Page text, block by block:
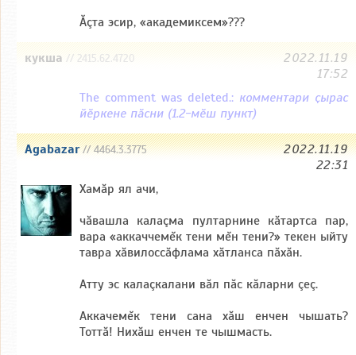
Ăçта эсир, «академиксем»???
кукша // 2415.62.4720
2022.11.19
17:52
The comment was deleted.: комментари ҫырас
йӗркене пӑсни (1.2-мӗш пункт)
Agabazar// 4464.3.3775
2022.11.19
22:31
Хамăр ял ачи,
чăвашла калаçма пултарнине кăтартса пар,
вара «аккаччемĕк тени мĕн тени?» текен ыйту
тавра хăвилоссăфлама хăтланса пăхăн.
Атту эс калаçкалани вăл пăс кăларни çеç.
Аккачемĕк тени сана хăш енчен чышать?
Тоттă! Нихăш енчен те чышмасть.